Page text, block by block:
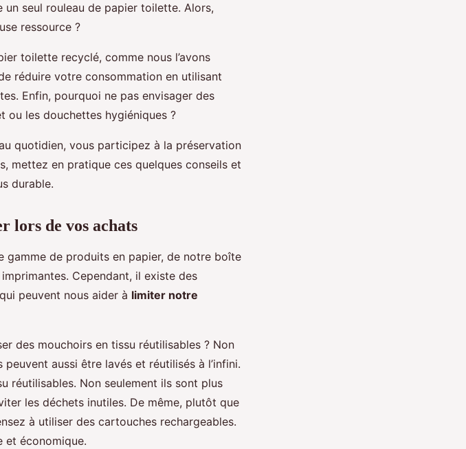
un seul rouleau de papier toilette. Alors,
ressource ?
toilette recyclé, comme nous l’avons
réduire votre consommation en utilisant
Enfin, pourquoi ne pas envisager des
ou les douchettes hygiéniques ?
quotidien, vous participez à la préservation
mettez en pratique ces quelques conseils et
durable.
lors de vos achats
gamme de produits en papier, de notre boîte
Cependant, il existe des
peuvent nous aider à limiter notre
des mouchoirs en tissu réutilisables ? Non
aussi être lavés et réutilisés à l’infini.
réutilisables. Non seulement ils sont plus
les déchets inutiles. De même, plutôt que
à utiliser des cartouches rechargeables.
et économique.